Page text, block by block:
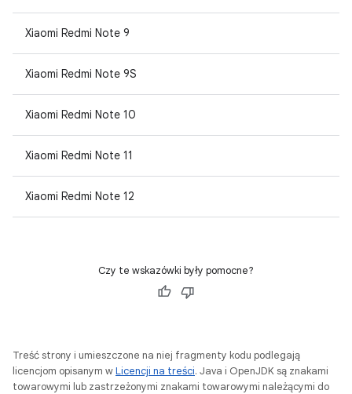
Xiaomi Redmi Note 9
Xiaomi Redmi Note 9S
Xiaomi Redmi Note 10
Xiaomi Redmi Note 11
Xiaomi Redmi Note 12
Czy te wskazówki były pomocne?
Treść strony i umieszczone na niej fragmenty kodu podlegają
licencjom opisanym wLicencji na treści. Java i OpenJDK są znakami
towarowymi lub zastrzeżonymi znakami towarowymi należącymi do